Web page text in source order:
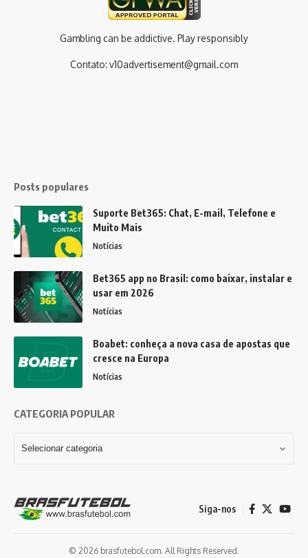
Gambling can be addictive. Play responsibly
Contato: v10advertisement@gmail.com
Posts populares
Suporte Bet365: Chat, E-mail, Telefone e
Muito Mais
Notícias
Bet365 app no Brasil: como baixar, instalar e
usar em 2026
Notícias
Boabet: conheça a nova casa de apostas que
cresce na Europa
Notícias
CATEGORIA POPULAR
Siga-nos
© 2026 brasfutebol.com. All Rights Reserved.